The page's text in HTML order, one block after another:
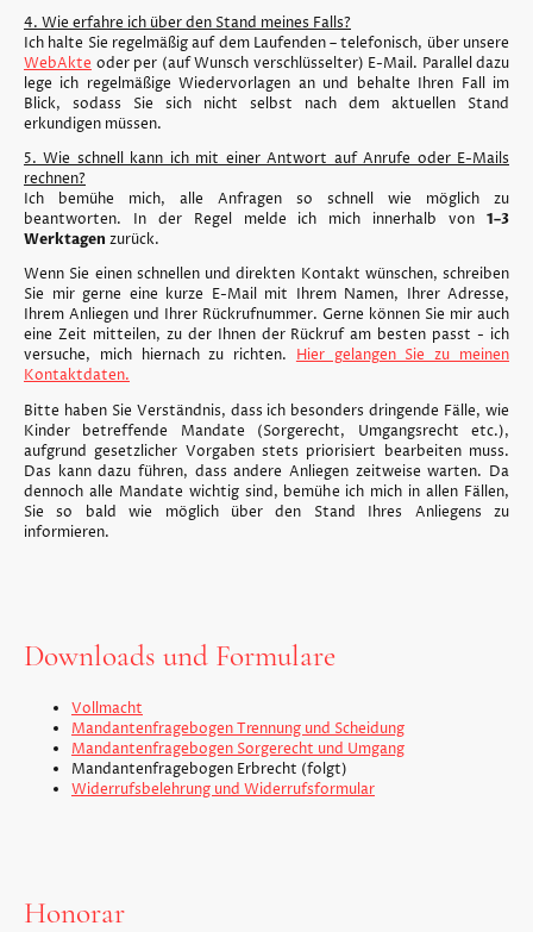
4. Wie erfahre ich über den Stand meines Falls?
Ich halte Sie regelmäßig auf dem Laufenden – telefonisch, über unsere
WebAkte oder per (auf Wunsch verschlüsselter) E-Mail. Parallel dazu
lege ich regelmäßige Wiedervorlagen an und behalte Ihren Fall im
Blick, sodass Sie sich nicht selbst nach dem aktuellen Stand
erkundigen müssen.
5. Wie schnell kann ich mit einer Antwort auf Anrufe oder E-Mails
rechnen?
Ich bemühe mich, alle Anfragen so schnell wie möglich zu
beantworten. In der Regel melde ich mich innerhalb von 1–3
Werktagen zurück.
Wenn Sie einen schnellen und direkten Kontakt wünschen, schreiben
Sie mir gerne eine kurze E-Mail mit Ihrem Namen, Ihrer Adresse,
Ihrem Anliegen und Ihrer Rückrufnummer. Gerne können Sie mir auch
eine Zeit mitteilen, zu der Ihnen der Rückruf am besten passt - ich
versuche, mich hiernach zu richten. Hier gelangen Sie zu meinen
Kontaktdaten.
Bitte haben Sie Verständnis, dass ich besonders dringende Fälle, wie
Kinder betreffende Mandate (Sorgerecht, Umgangsrecht etc.),
aufgrund gesetzlicher Vorgaben stets priorisiert bearbeiten muss.
Das kann dazu führen, dass andere Anliegen zeitweise warten. Da
dennoch alle Mandate wichtig sind, bemühe ich mich in allen Fällen,
Sie so bald wie möglich über den Stand Ihres Anliegens zu
informieren.
Downloads und Formulare
Vollmacht
Mandantenfragebogen Trennung und Scheidung
Mandantenfragebogen Sorgerecht und Umgang
Mandantenfragebogen Erbrecht (folgt)
Widerrufsbelehrung und Widerrufsformular
Honorar